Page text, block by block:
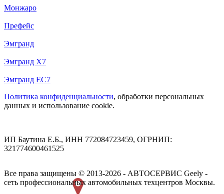
Монжаро
Префейс
Эмгранд
Эмгранд Х7
Эмгранд ЕС7
Политика конфиденциальности, обработки персональных
данных и использование cookie.
ИП Баутина Е.Б., ИНН 772084723459, ОГРНИП:
321774600461525
Все права защищены © 2013-2026 - АВТОСЕРВИС Geely -
сеть профессиональных автомобильных техцентров Москвы.